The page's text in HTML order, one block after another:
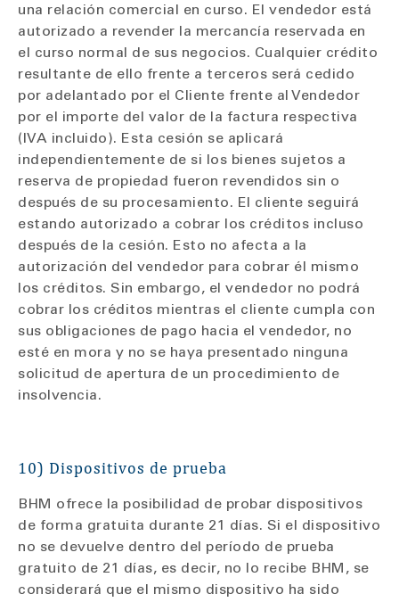
una relación comercial en curso. El vendedor está
autorizado a revender la mercancía reservada en
el curso normal de sus negocios. Cualquier crédito
resultante de ello frente a terceros será cedido
por adelantado por el Cliente frente al Vendedor
por el importe del valor de la factura respectiva
(IVA incluido). Esta cesión se aplicará
independientemente de si los bienes sujetos a
reserva de propiedad fueron revendidos sin o
después de su procesamiento. El cliente seguirá
estando autorizado a cobrar los créditos incluso
después de la cesión. Esto no afecta a la
autorización del vendedor para cobrar él mismo
los créditos. Sin embargo, el vendedor no podrá
cobrar los créditos mientras el cliente cumpla con
sus obligaciones de pago hacia el vendedor, no
esté en mora y no se haya presentado ninguna
solicitud de apertura de un procedimiento de
insolvencia.
10) Dispositivos de prueba
BHM ofrece la posibilidad de probar dispositivos
de forma gratuita durante 21 días. Si el dispositivo
no se devuelve dentro del período de prueba
gratuito de 21 días, es decir, no lo recibe BHM, se
considerará que el mismo dispositivo ha sido